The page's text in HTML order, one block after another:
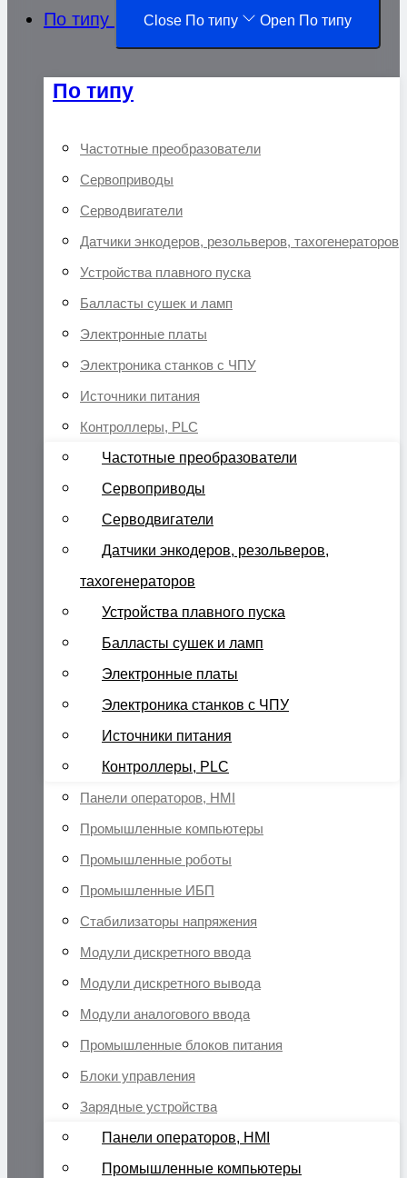
По типу Close По типу Open По типу
По типу
Частотные преобразователи
Сервоприводы
Серводвигатели
Датчики энкодеров, резольверов, тахогенераторов
Устройства плавного пуска
Балласты сушек и ламп
Электронные платы
Электроника станков с ЧПУ
Источники питания
Контроллеры, PLC
Частотные преобразователи
Сервоприводы
Серводвигатели
Датчики энкодеров, резольверов,
тахогенераторов
Устройства плавного пуска
Балласты сушек и ламп
Электронные платы
Электроника станков с ЧПУ
Источники питания
Контроллеры, PLC
Панели операторов, HMI
Промышленные компьютеры
Промышленные роботы
Промышленные ИБП
Стабилизаторы напряжения
Модули дискретного ввода
Модули дискретного вывода
Модули аналогового ввода
Промышленные блоков питания
Блоки управления
Зарядные устройства
Панели операторов, HMI
Промышленные компьютеры